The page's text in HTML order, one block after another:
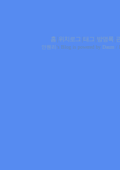
홈| 위치로그| 태그| 방명록|
얀웬리 's Blog is powered by Daum /